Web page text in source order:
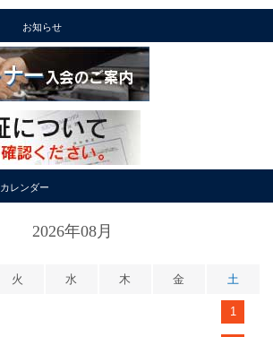
お知らせ
カレンダー
2026年08月
火 水 木 金 土
1